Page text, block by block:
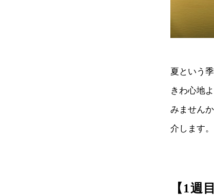
夏という
きわ心地
みません
介します。
【1週